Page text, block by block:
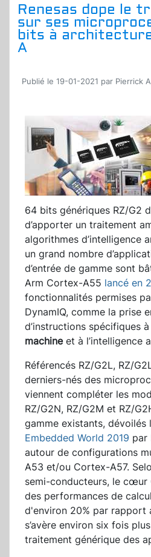
Renesas dope le
sur ses
bits à
A
Publié le 19-01-2021 par Pierrick
64 bits génériques RZ/G2
d’apporter un traitement
algorithmes d’intelligence
un grand nombre
d’entrée de gamme sont
Arm Cortex-A55 lancé en
fonctionnalités permises
DynamIQ, comme la prise
d’instructions spécifiques à
machineet à l’intelligence
Référencés RZ/G2L, RZ/
derniers-nés des
viennent compléter les
RZ/G2N, RZ/G2M et RZ/
gamme existants, dévoilés
Embedded World 2019 par
autour de configurations
A53 et/ou Cortex-A57.
semi-conducteurs, le
des performances de
d'environ 20% par rapport
s’avère environ six fois
traitement générique des